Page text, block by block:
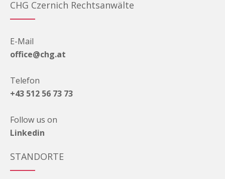
CHG Czernich Rechtsanwälte
E-Mail
office@chg.at
Telefon
+43 512 56 73 73
Follow us on
Linkedin
STANDORTE